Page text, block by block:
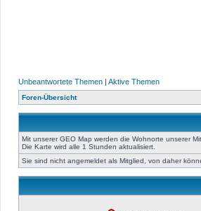
Unbeantwortete Themen | Aktive Themen
Foren-Übersicht
Mit unserer GEO Map werden die Wohnorte unserer
Die Karte wird alle 1 Stunden aktualisiert.
Sie sind nicht angemeldet als Mitglied, von daher